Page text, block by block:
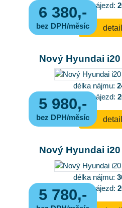
6 380,-
bez DPH/měsíc
roční nájezd:
detail
Nový Hyundai
5 980,-
bez DPH/měsíc
délka nájmu:
roční nájezd:
detail
Nový Hyundai
5 780,-
délka nájmu:
roční nájezd: